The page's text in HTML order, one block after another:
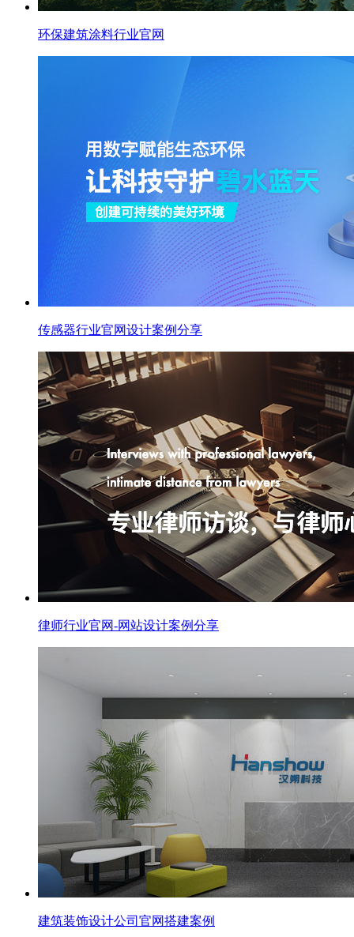
环保建筑涂料行业官网
传感器行业官网设计案例分享
律师行业官网-网站设计案例分享
建筑装饰设计公司官网搭建案例